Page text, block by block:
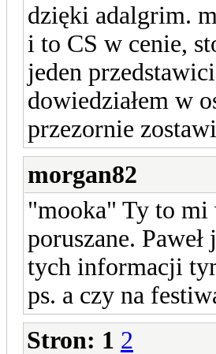
dzięki adalgrim.
i to CS w cenie,
jeden
dowiedziałem w
przezornie
morgan82
"mooka" Ty to mi
poruszane.
tych informacji
ps. a czy na
Stron: 1 2